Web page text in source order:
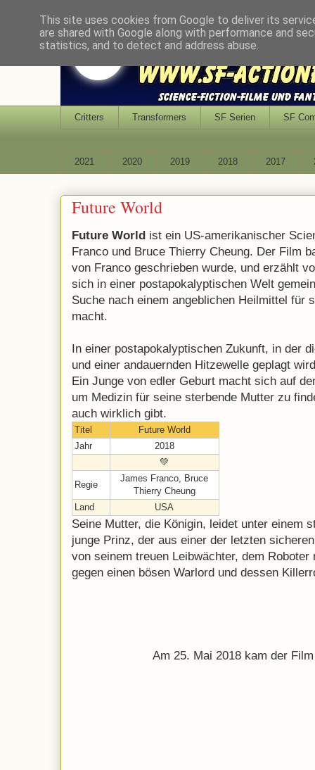
Critters Transformers SF Serien SF
2021 2020 2019 2018 2017
Future World
Future World ist ein US-amerikanischer
Franco und Bruce Thierry Cheung. Der Film
von Franco geschrieben wurde, und erzählt
sich in einer postapokalyptischen Welt
Suche nach einem angeblichen Heilmittel für
macht.
In einer postapokalyptischen Zukunft, in der
und einer andauernden Hitzewelle geplagt
Ein Junge von edler Geburt macht sich auf
um Medizin für seine sterbende Mutter zu
auch wirklich gibt.
Titel
Future World
Jahr
2018
💚
Regie
James Franco, Bruce
Thierry Cheung
Land
USA
Seine Mutter, die Königin, leidet unter einem
junge Prinz, der aus einer der letzten
von seinem treuen Leibwächter, dem
gegen einen bösen Warlord und dessen
Am 25. Mai 2018 kam der
This site uses cookies from Google to deliver its
are shared with Google along with performance and
statistics, and to detect and address abuse.